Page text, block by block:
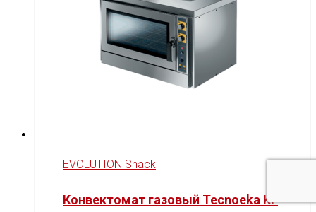
EVOLUTION Snack
Конвектомат газовый Tecnoeka KF